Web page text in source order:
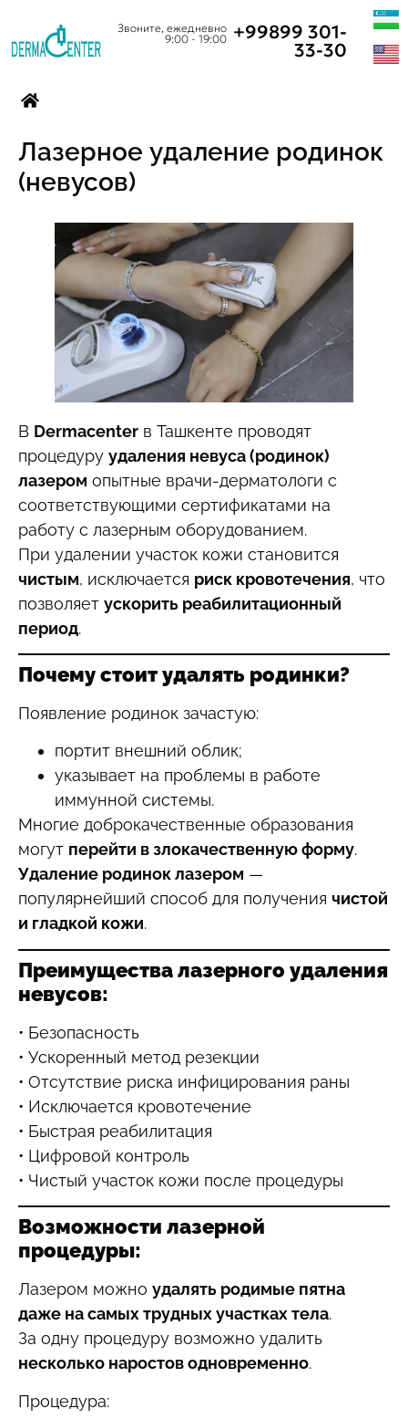
Звоните, ежедневно
9:00 - 19:00 +99899 301-
33-30
Лазерное удаление родинок
(невусов)
В Dermacenter в Ташкенте проводят
процедуру удаления невуса (родинок)
лазером опытные врачи-дерматологи с
соответствующими сертификатами на
работу с лазерным оборудованием.
При удалении участок кожи становится
чистым, исключается риск кровотечения, что
позволяет ускорить реабилитационный
период.
Почему стоит удалять родинки?
Появление родинок зачастую:
портит внешний облик;
указывает на проблемы в работе
иммунной системы.
Многие доброкачественные образования
могут перейти в злокачественную форму.
Удаление родинок лазером —
популярнейший способ для получения чистой
и гладкой кожи.
Преимущества лазерного удаления
невусов:
• Безопасность
• Ускоренный метод резекции
• Отсутствие риска инфицирования раны
• Исключается кровотечение
• Быстрая реабилитация
• Цифровой контроль
• Чистый участок кожи после процедуры
Возможности лазерной
процедуры:
Лазером можно удалять родимые пятна
даже на самых трудных участках тела.
За одну процедуру возможно удалить
несколько наростов одновременно.
Процедура: